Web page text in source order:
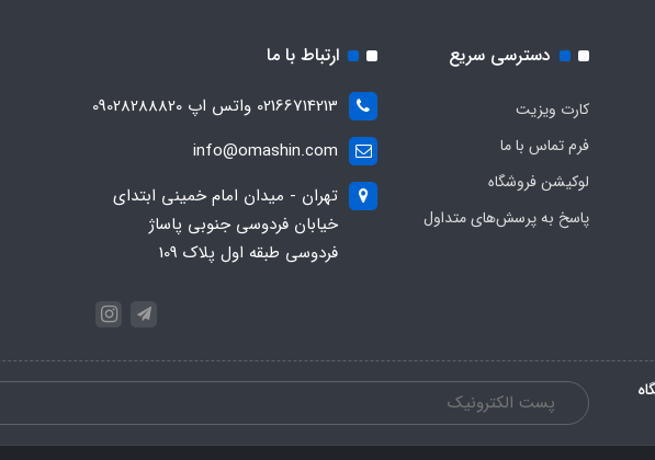
دسترسی سریع
کارت ویزیت
فرم تماس با ما
لوکیشن فروشگاه
پاسخ به پرسش‌های متداول
ارتباط با ما
02166714213 واتس اپ 09028288820
info@omashin.com
تهران - میدان امام خمینی ابتدای
خیابان فردوسی جنوبی پاساژ
فردوسی طبقه اول پلاک 109